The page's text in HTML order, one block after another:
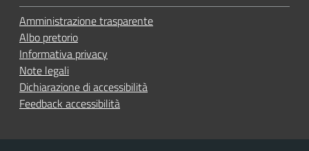
Amministrazione trasparente
Albo pretorio
Informativa privacy
Note legali
Dichiarazione di accessibilità
Feedback accessibilità